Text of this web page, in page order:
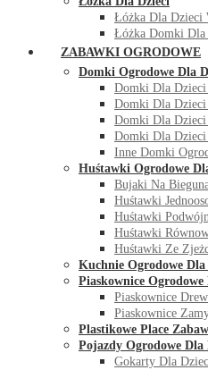
Łóżka Dla Dzieci
Łóżka Domki Dla
ZABAWKI OGRODOWE
Domki Ogrodowe Dla
Domki Dla Dzieci
Domki Dla
Domki Dla Dzieci
Domki Dla
Inne Domki
Huśtawki Ogrodowe
Bujaki Na
Huśtawki
Huśtawki
Huśtawki
Huśtawki Ze
Kuchnie Ogrodowe Dla
Piaskownice Ogrodowe
Piaskownice
Piaskownice
Plastikowe Place
Pojazdy Ogrodowe Dla
Gokarty Dla